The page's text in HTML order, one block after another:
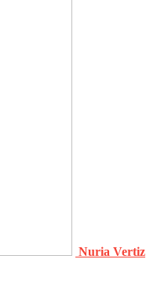
Nuria Vertiz